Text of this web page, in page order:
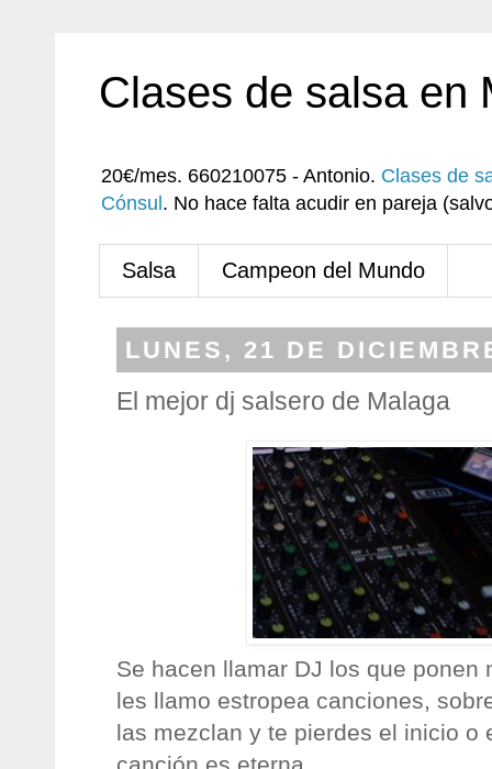
Clases de salsa en
20€/mes. 660210075 - Antonio. Clases de
Cónsul . No hace falta acudir en pareja
Salsa Campeon del Mundo
LUNES, 21 DE
El mejor dj salsero de Malaga
Se hacen llamar DJ los que ponen
les llamo estropea canciones,
las mezclan y te pierdes el inicio o
canción es eterna.